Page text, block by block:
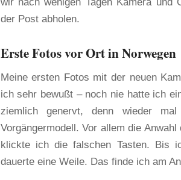
der Post abholen.
Erste Fotos vor Ort in Norwegen
Meine ersten Fotos mit der neuen
ich sehr bewußt – noch nie hatte ich
ziemlich genervt, denn wieder
Vorgängermodell. Vor allem die
klickte ich die falschen Tasten. Bis
dauerte eine Weile. Das finde ich am